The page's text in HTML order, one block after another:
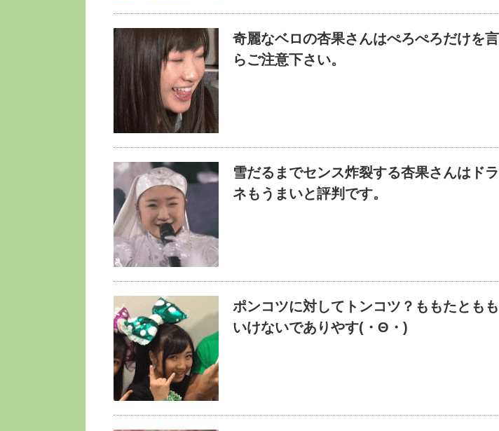
奇麗なベロの杏果さんはぺろぺろだけを
らご注意下さい。
雪だるまでセンス炸裂する杏果さんはド
ネもうまいと評判です。
ポンコツに対してトンコツ？ももたとも
いけないでありやす(・Θ・)